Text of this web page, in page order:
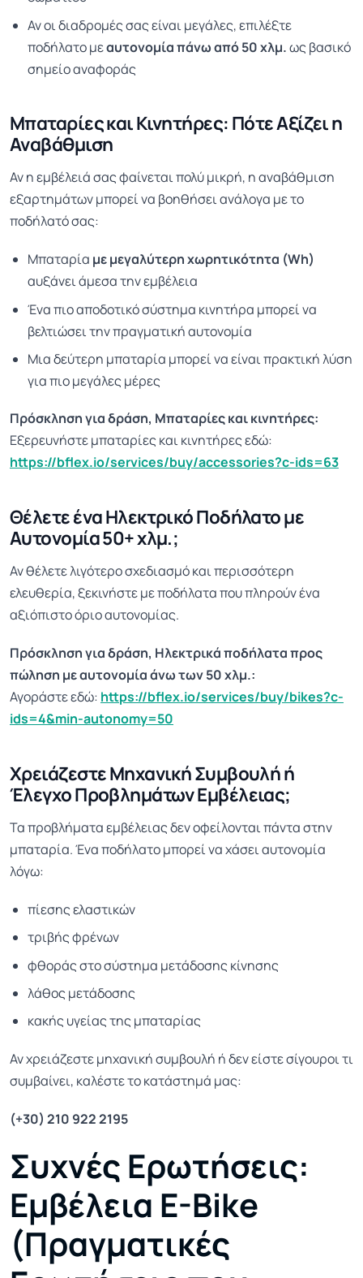
Αν οι διαδρομές σας είναι μεγάλες, επιλέξτε
ποδήλατο μεαυτονομία πάνω από 50 χλμ.ως βασικό
σημείο αναφοράς
Μπαταρίες και Κινητήρες: Πότε Αξίζει η
Αναβάθμιση
Αν η εμβέλειά σας φαίνεται πολύ μικρή, η αναβάθμιση
εξαρτημάτων μπορεί να βοηθήσει ανάλογα με το
ποδήλατό σας:
Μπαταρία με μεγαλύτερη χωρητικότητα (Wh)
αυξάνει άμεσα την εμβέλεια
Ένα πιο αποδοτικό σύστημα κινητήρα μπορεί να
βελτιώσει την πραγματική αυτονομία
Μια δεύτερη μπαταρία μπορεί να είναι πρακτική λύση
για πιο μεγάλες μέρες
Πρόσκληση για δράση, Μπαταρίες και κινητήρες:
Εξερευνήστε μπαταρίες και κινητήρες εδώ:
https://bflex.io/services/buy/accessories?c-ids=63
Θέλετε ένα Ηλεκτρικό Ποδήλατο με
Αυτονομία 50+ χλμ.;
Αν θέλετε λιγότερο σχεδιασμό και περισσότερη
ελευθερία, ξεκινήστε με ποδήλατα που πληρούν ένα
αξιόπιστο όριο αυτονομίας.
Πρόσκληση για δράση, Ηλεκτρικά ποδήλατα προς
πώληση με αυτονομία άνω των 50 χλμ.:
Αγοράστε εδώ: https://bflex.io/services/buy/bikes?c-
ids=4&min-autonomy=50
Χρειάζεστε Μηχανική Συμβουλή ή
Έλεγχο Προβλημάτων Εμβέλειας;
Τα προβλήματα εμβέλειας δεν οφείλονται πάντα στην
μπαταρία. Ένα ποδήλατο μπορεί να χάσει αυτονομία
λόγω:
πίεσης ελαστικών
τριβής φρένων
φθοράς στο σύστημα μετάδοσης κίνησης
λάθος μετάδοσης
κακής υγείας της μπαταρίας
Αν χρειάζεστε μηχανική συμβουλή ή δεν είστε σίγουροι τι
συμβαίνει, καλέστε το κατάστημά μας:
(+30) 210 922 2195
Συχνές Ερωτήσεις:
Εμβέλεια E-Bike
(Πραγματικές